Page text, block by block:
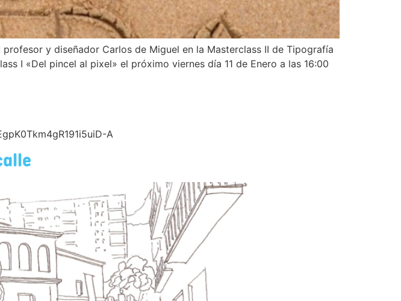
y diseñador Carlos de Miguel en la Masterclass II de Tipografía
I «Del pincel al pixel» el próximo viernes día 11 de Enero a las 16:00
A